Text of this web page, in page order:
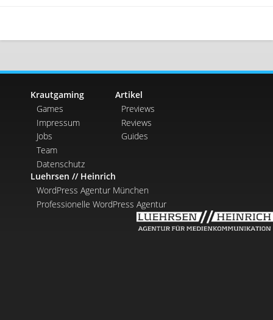
Krautgaming
Games
Impressum
Jobs
Team
Datenschutz
Artikel
Previews
Reviews
Guides
Luehrsen // Heinrich
WordPress Agentur München
Professionelle WordPress Agentur